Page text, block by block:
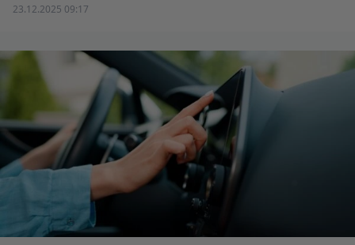
23.12.2025 09:17